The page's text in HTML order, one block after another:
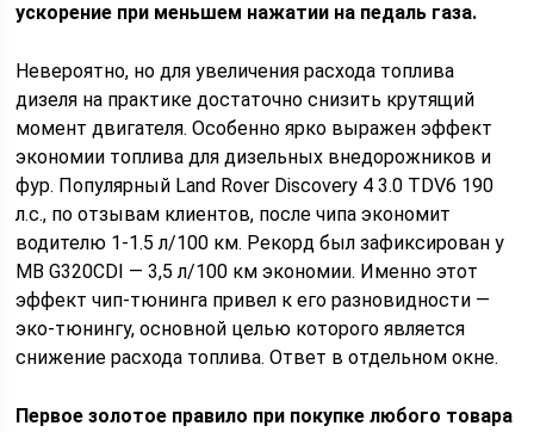
ускорение при меньшем нажатии на педаль газа.
Невероятно, но для увеличения расхода топлива
дизеля на практике достаточно снизить крутящий
момент двигателя. Особенно ярко выражен эффект
экономии топлива для дизельных внедорожников и
фур. Популярный Land Rover Discovery 4 3.0 TDV6 190
л.с., по отзывам клиентов, после чипа экономит
водителю 1-1.5 л/100 км. Рекорд был зафиксирован у
MB G320CDI — 3,5 л/100 км экономии. Именно этот
эффект чип-тюнинга привел к его разновидности —
эко-тюнингу, основной целью которого является
снижение расхода топлива. Ответ в отдельном окне.
Первое золотое правило при покупке любого товара